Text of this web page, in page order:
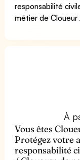
responsabilité
métier de
À
Vous êtes
Protégez votre
responsabilité